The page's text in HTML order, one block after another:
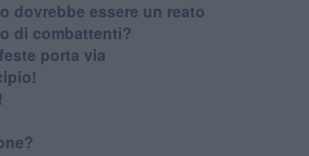
dovrebbe essere un reato
di combattenti?
porta via